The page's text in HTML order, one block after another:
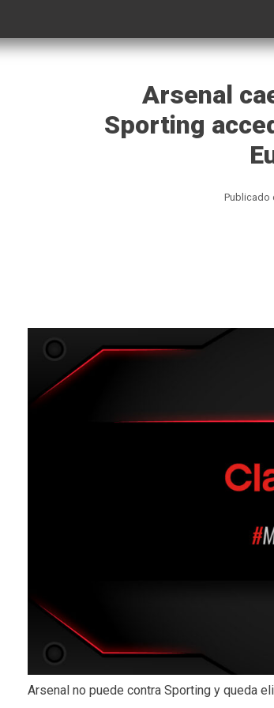
Arsenal
Sporting
Publicado
Arsenal no puede contra Sporting y queda